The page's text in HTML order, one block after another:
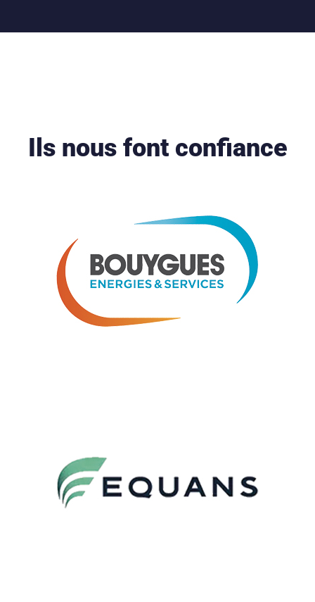
Ils nous font confiance